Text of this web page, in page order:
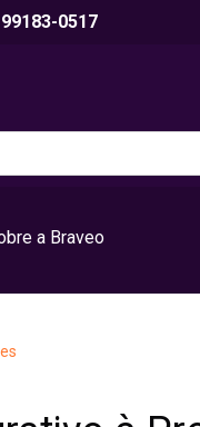
0517
a Braveo